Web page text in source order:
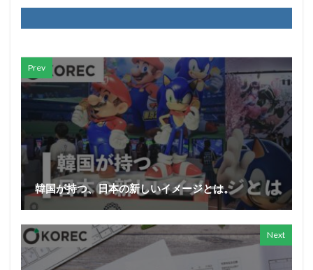
Prev
韓国が持つ、日本の新しいイメージとは。
Next